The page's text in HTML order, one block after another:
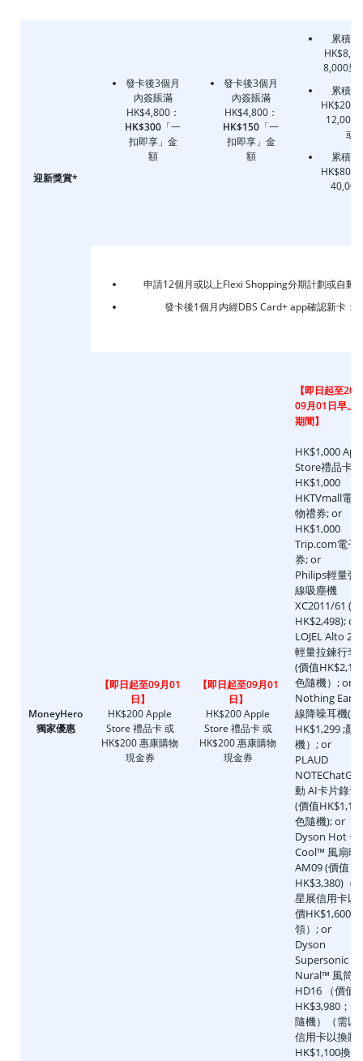
迎新獎賞*
發卡後3個月
內簽賬滿
HK$4,800：
HK$300 「一
扣即享」金
額
發卡後3個月
內簽賬滿
HK$4,800：
HK$150 「一
扣即享」金
額
累積簽
8,000里
累積簽
12,000
或
累積簽
申請12個月或以上Flexi Shopping分期計劃或自動
發卡後1個月内經DBS Card+ app確認新卡：
MoneyHero
獨家優惠
【即日起至09月01
日】
HK$200 Apple
Store 禮品卡 或
HK$200 惠康購物
現金券
【即日起至09月01
日】
HK$200 Apple
Store 禮品卡 或
HK$200 惠康購物
現金券
【即日起至
09月01日早上
期間】
HK$1,000
Store禮品卡;
HK$1,000
HKTVmall電
物禮券; or
HK$1,000
Trip.com電子
券; or
Philips輕量強
線吸塵機
XC2011/61 (
HK$2,498); or
LOJEL Alto 29
輕量拉鍊行李
(價值
色隨機）; or
Nothing Ear
線降噪耳機(
HK$1,299 ;顏
機）; or
PLAUD
動 AI卡片錄音
(價值
色隨機); or
Dyson Hot +
Cool™ 風扇暖
AM09 (價值
HK$3,380)（
星展信用卡以
價HK$1,600換
領）; or
Dyson
Supersonic
Nural™ 風筒
HD16 （價值
HK$3,980；
隨機）（需以
信用卡以換購
HK$1,100換